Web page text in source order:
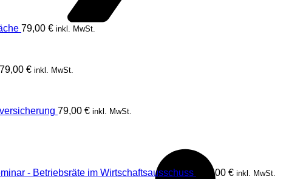
79,00 € inkl. MwSt.
79,00 € inkl. MwSt.
79,00 € inkl. MwSt.
- Betriebsräte im Wirtschaftsausschuss
980,00 € inkl. MwSt.